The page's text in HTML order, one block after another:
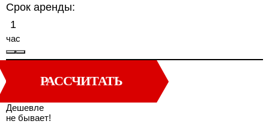
Срок аренды:
час
РАССЧИТАТЬ
Дешевле
не бывает!